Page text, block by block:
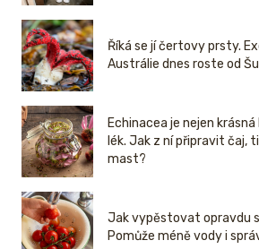
Říká se jí čertovy prsty.
Austrálie dnes roste od
Echinacea je nejen
lék. Jak z ní připravit čaj,
mast?
Jak vypěstovat opravdu
Pomůže méně vody i